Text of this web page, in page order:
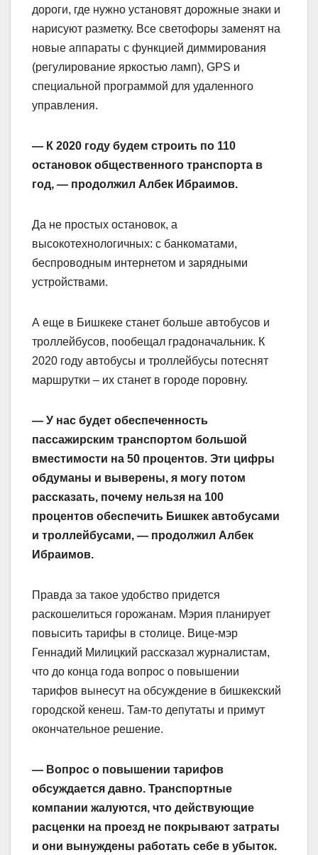
дороги, где нужно установят дорожные знаки и
нарисуют разметку. Все светофоры заменят на
новые аппараты с функцией диммирования
(регулирование яркостью ламп), GPS и
специальной программой для удаленного
управления.
— К 2020 году будем строить по 110
остановок общественного транспорта в
год, — продолжил Албек Ибраимов.
Да не простых остановок, а
высокотехнологичных: с банкоматами,
беспроводным интернетом и зарядными
устройствами.
А еще в Бишкеке станет больше автобусов и
троллейбусов, пообещал градоначальник. К
2020 году автобусы и троллейбусы потеснят
маршрутки – их станет в городе поровну.
— У нас будет обеспеченность
пассажирским транспортом большой
вместимости на 50 процентов. Эти цифры
обдуманы и выверены, я могу потом
рассказать, почему нельзя на 100
процентов обеспечить Бишкек автобусами
и троллейбусами, — продолжил Албек
Ибраимов.
Правда за такое удобство придется
раскошелиться горожанам. Мэрия планирует
повысить тарифы в столице. Вице-мэр
Геннадий Милицкий рассказал журналистам,
что до конца года вопрос о повышении
тарифов вынесут на обсуждение в бишкекский
городской кенеш. Там-то депутаты и примут
окончательное решение.
— Вопрос о повышении тарифов
обсуждается давно. Транспортные
компании жалуются, что действующие
расценки на проезд не покрывают затраты
и они вынуждены работать себе в убыток.